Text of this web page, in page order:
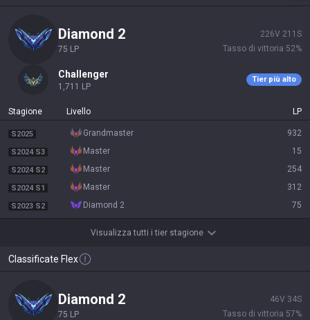
diamond 2
75 LP
226V 211 S
Tasso di vittoria 52%
challenger
1,711 LP
Tier più alto
Stagione Livello LP
S2025 grandmaster 932
S2024 S3 master 15
S2024 S2 master 254
S2024 S1 master 312
S2023 S2 diamond 2 75
Visualizza tutti i tier stagione
Classificate Flex
diamond 2
75 LP
46V 34S
Tasso di vittoria 57%